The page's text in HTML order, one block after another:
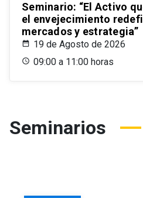
Seminario: “El Activo
el envejecimiento
mercados y estrategia”
19 de Agosto de 2026
09:00 a 11:00 horas
Seminarios